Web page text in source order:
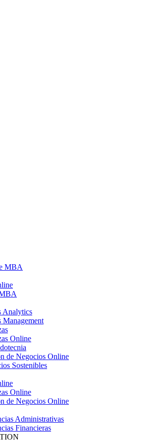
MBA
Analytics
Management
Online
de Negocios Online
Sostenibles
Online
de Negocios Online
Administrativas
Financieras